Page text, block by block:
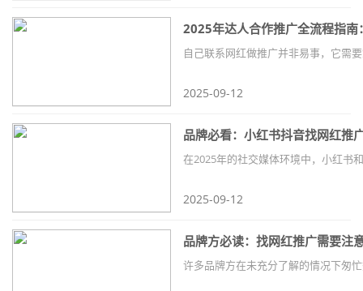
2025年达人合作推广全流程指
2025-09-12
品牌必看：小红书抖音找网红推
2025-09-12
品牌方必读：找网红推广需要注